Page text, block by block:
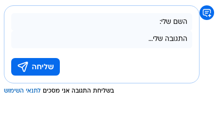
בשליחת התגובה אני מסכים לתנאי השימוש